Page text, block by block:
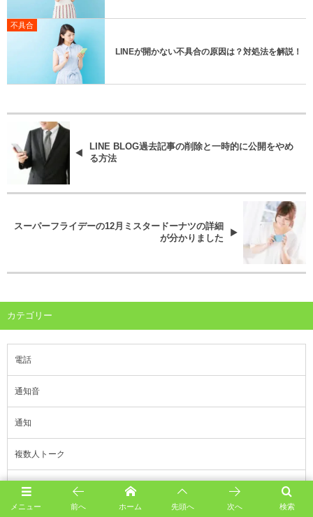
不具合
LINEが開かない不具合の原因は？対処法を解説！
LINE BLOG過去記事の削除と一時的に公開をやめ
る方法
スーパーフライデーの12月ミスタードーナツの詳細
が分かりました
カテゴリー
電話
通知音
通知
複数人トーク
絵文字
メニュー 検索
前へ ホーム 先頭へ 次へ